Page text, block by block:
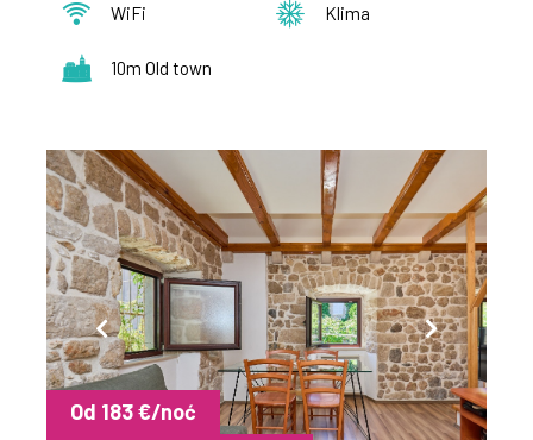
WiFi Klima
10m Old town
Od 183 €/noć